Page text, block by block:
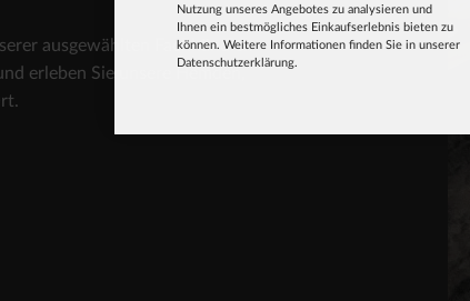
ausgewählten Fachhändler.
erleben Sie unsere Hemden,
Nutzung unseres Angebotes zu analysieren und
Ihnen ein bestmögliches Einkaufserlebnis bieten zu
können. Weitere Informationen finden Sie in unserer
Datenschutzerklärung.